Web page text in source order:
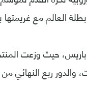
مع غريمتها
حيث وزعت
ربع النهائي